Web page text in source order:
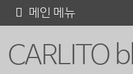
CARLITO
메인 메뉴
텐